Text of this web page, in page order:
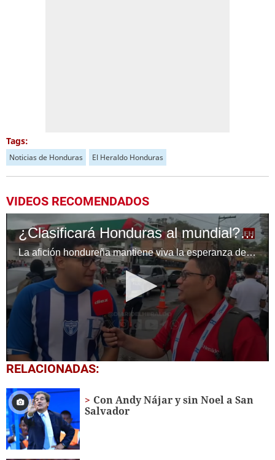
Tags:
Noticias de Honduras El Heraldo Honduras
VIDEOS RECOMENDADOS
¿Clasificará Honduras al mundial? Estas son las expectativas de la afición catracha
La afición hondureña mantiene viva la esperanza de ver a la H clasificada al Mundial 2026.
0
seconds
5
minutes,
4
seconds
RELACIONADAS:
Con Andy Nájar y sin Noel a San
Salvador